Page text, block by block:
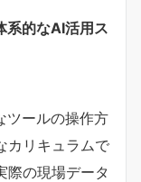
系的なAI活用ス
ツールの操作方
カリキュラムで
際の現場データ